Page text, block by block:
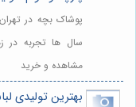
پوشاک بچه در
سال ها تجربه در
مشاهده و خرید
بهترین تولیدی